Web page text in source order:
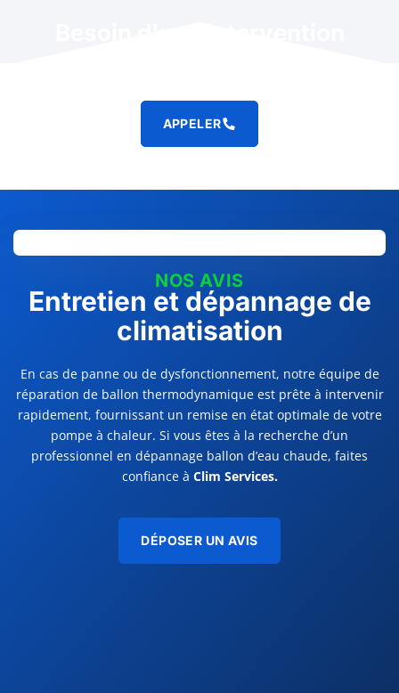
APPELER
NOS AVIS
Entretien et dépannage de
climatisation
En cas de panne ou de dysfonctionnement, notre équipe de
réparation de ballon thermodynamique est prête à intervenir
rapidement, fournissant un remise en état optimale de votre
pompe à chaleur. Si vous êtes à la recherche d’un
professionnel en dépannage ballon d’eau chaude, faites
confiance à Clim Services.
DÉPOSER UN AVIS